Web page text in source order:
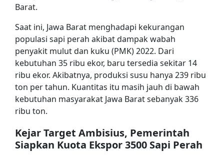
Barat.
Saat ini, Jawa Barat menghadapi kekurangan
populasi sapi perah akibat dampak wabah
penyakit mulut dan kuku (PMK) 2022. Dari
kebutuhan 35 ribu ekor, baru tersedia sekitar 14
ribu ekor. Akibatnya, produksi susu hanya 239 ribu
ton per tahun. Kuantitas itu masih jauh di bawah
kebutuhan masyarakat Jawa Barat sebanyak 336
ribu ton.
Kejar Target Ambisius, Pemerintah
Siapkan Kuota Ekspor 3500 Sapi Perah